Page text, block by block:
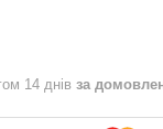
14 днів за